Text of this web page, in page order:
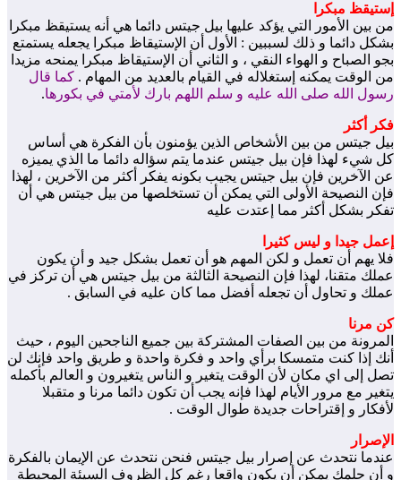
إستيقظ مبكرا
من بين الأمور التي يؤكد عليها بيل جيتس دائما هي أنه يستيقظ مبكرا
بشكل دائما و ذلك لسببين : الأول أن الإستيقاظ مبكرا يجعله يستمتع
بجو الصباح و الهواء النقي ، و الثاني أن الإستيقاظ مبكرا يمنحه مزيدا
من الوقت يمكنه إستغلاله في القيام بالعديد من المهام . كما قال
رسول الله صلى الله عليه و سلم اللهم بارك لأمتي في بكورها.
فكر أكثر
بيل جيتس من بين الأشخاص الذين يؤمنون بأن الفكرة هي أساس
كل شيء لهذا فإن بيل جيتس عندما يتم سؤاله دائما ما الذي يميزه
عن الآخرين فإن بيل جيتس يجيب بكونه يفكر أكثر من الآخرين ، لهذا
فإن النصيحة الأولى التي يمكن أن تستخلصها من بيل جيتس هي أن
تفكر بشكل أكثر مما إعتدت عليه
إعمل جيدا و ليس كثيرا
فلا يهم أن تعمل و لكن المهم هو أن تعمل بشكل جيد و أن يكون
عملك متقنا، لهذا فإن النصيحة الثالثة من بيل جيتس هي أن تركز في
عملك و تحاول أن تجعله أفضل مما كان عليه في السابق .
كن مرنا
المرونة من بين الصفات المشتركة بين جميع الناجحين اليوم ، حيث
أنك إذا كنت متمسكا برأي واحد و فكرة واحدة و طريق واحد فإنك لن
تصل إلى اي مكان لأن الوقت يتغير و الناس يتغيرون و العالم بأكمله
يتغير مع مرور الأيام لهذا فإنه يجب أن تكون دائما مرنا و متقبلا
لأفكار و إقتراحات جديدة طوال الوقت .
الإصرار
عندما نتحدث عن إصرار بيل جيتس فنحن نتحدث عن الإيمان بالفكرة
و أن حلمك يمكن أن يكون واقعا رغم كل الظروف السيئة المحيطة